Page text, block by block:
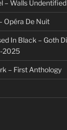
– Walls Undentified
Opéra De Nuit
In Black – Goth
2025
– First Anthology